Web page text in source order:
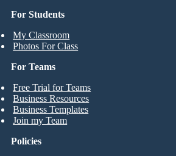
For Students
My Classroom
Photos For Class
For Teams
Free Trial for Teams
Business Resources
Business Templates
Join my Team
Policies